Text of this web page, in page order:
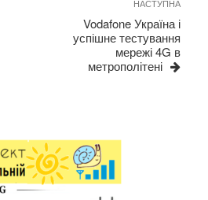
Next
Post
НАСТУПНА
Vodafone Україна і
успішне тестування
мережі 4G в
метрополітені